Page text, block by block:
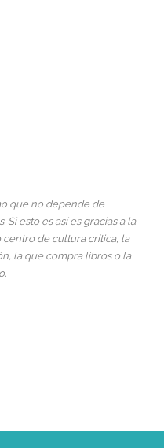
que no depende de
esto es así es gracias a la
de cultura crítica, la
la que compra libros o la